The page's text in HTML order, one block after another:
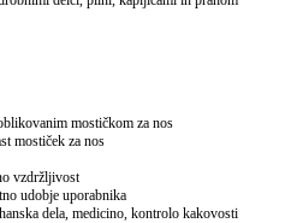
mostičkom za nos
mostiček za nos
vzdržljivost
udobje uporabnika
dela, medicino, kontrolo kakovosti